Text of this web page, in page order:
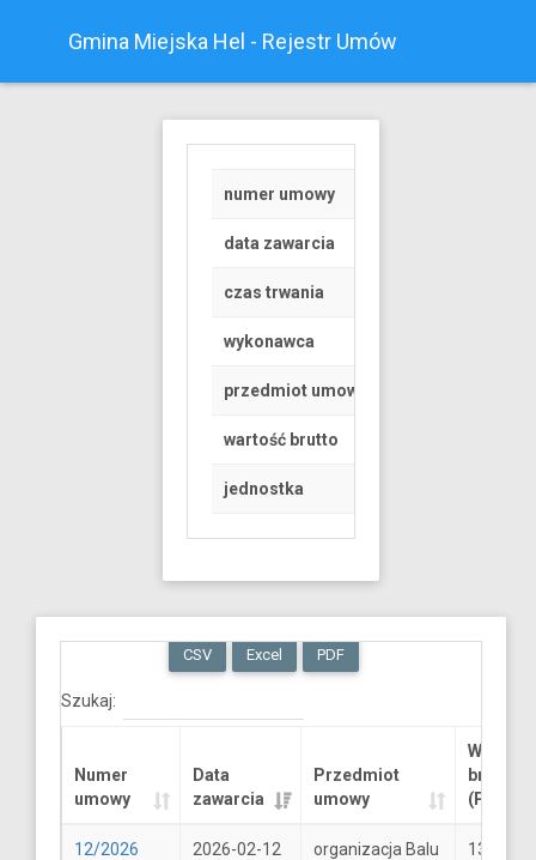
Gmina Miejska Hel - Rejestr Umów
numer umowy
data zawarcia
czas trwania
wykonawca
przedmiot umowy
wartość brutto
jednostka
CSV Excel PDF
Szukaj:
Numer
umowy
Data
zawarcia
Przedmiot
umowy
Wartość
brutto
(PLN)
12/2026 2026-02-12
organizacja Balu
13289.6